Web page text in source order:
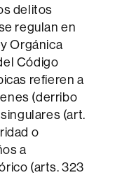
delitos
regulan en
Orgánica
Código
refieren a
(derribo
(art.
o
a
(arts. 323